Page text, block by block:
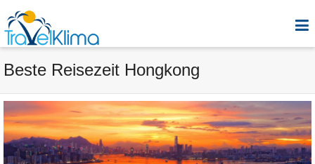
Beste Reisezeit Hongkong